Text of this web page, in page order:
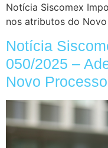
Notícia Siscomex
nos atributos do
Notícia
050/2025 –
Novo